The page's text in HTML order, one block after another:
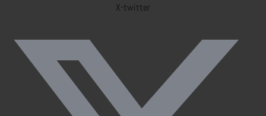
X-twitter